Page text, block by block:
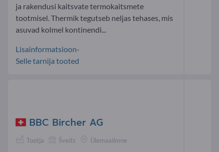
ja rakendusi kaitsvate termokaitsmete
tootmisel. Thermik tegutseb neljas tehases, mis
asuvad kolmel kontinendi...
Lisainformatsioon-
Selle tarnija tooted
BBC Bircher AG
Tootja Šveits Ülemaailmne